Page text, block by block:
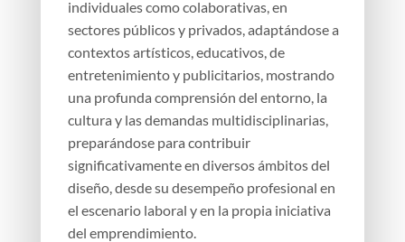
individuales como colaborativas, en
sectores públicos y privados, adaptándose a
contextos artísticos, educativos, de
entretenimiento y publicitarios, mostrando
una profunda comprensión del entorno, la
cultura y las demandas multidisciplinarias,
preparándose para contribuir
significativamente en diversos ámbitos del
diseño, desde su desempeño profesional en
el escenario laboral y en la propia iniciativa
del emprendimiento.